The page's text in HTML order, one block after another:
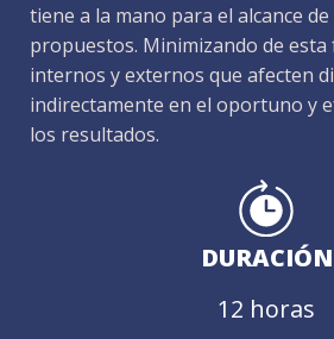
tiene a la mano para el alcance
propuestos. Minimizando de
internos y externos que afecten
indirectamente en el oportuno y
los resultados.
DURACIÓN
12 horas